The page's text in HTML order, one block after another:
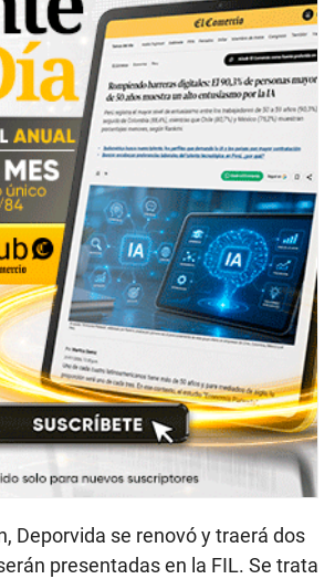
Deporvida se renovó y traerá dos
presentadas en la FIL. Se trata